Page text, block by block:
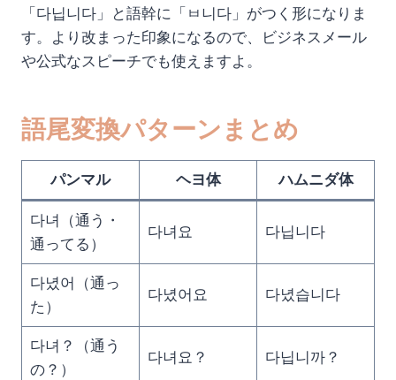
「다닙니다」と語幹に「ㅂ니다」がつく形になりま
す。より改まった印象になるので、ビジネスメール
や公式なスピーチでも使えますよ。
語尾変換パターンまとめ
パンマル ヘヨ体 ハムニダ体
다녀（通う・
通ってる）
다녀요 다닙니다
다녔어（通っ
た）
다녔어요 다녔습니다
다녀？（通う
の？）
다녀요？ 다닙니까？